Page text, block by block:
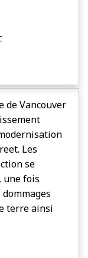
de Vancouver
Les
se
une fois
terre ainsi